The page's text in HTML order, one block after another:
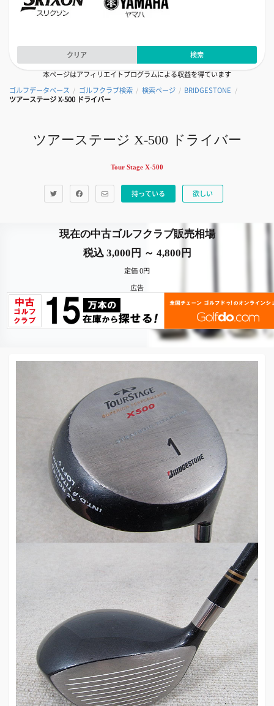
クリア
検索
本ページはアフィリエイトプログラムによる収益を得ています
ゴルフデータベース / ゴルフクラブ検索 / 検索ページ / BRIDGESTONE /
ツアーステージ X-500 ドライバー
ツアーステージ X-500 ドライバー
Tour Stage X-500
持っている 欲しい
現在の中古ゴルフクラブ販売相場
税込 3,000円 ～ 4,800円
定価 0円
広告